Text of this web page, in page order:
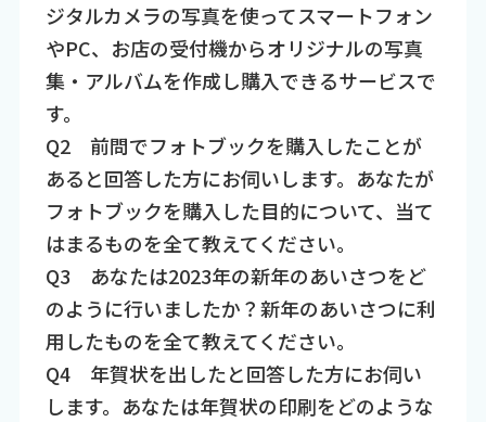
ジタルカメラの写真を使ってスマートフォン
やPC、お店の受付機からオリジナルの写真
集・アルバムを作成し購入できるサービスで
す。
Q2 前問でフォトブックを購入したことが
あると回答した方にお伺いします。あなたが
フォトブックを購入した目的について、当て
はまるものを全て教えてください。
Q3 あなたは2023年の新年のあいさつをど
のように行いましたか？新年のあいさつに利
用したものを全て教えてください。
Q4 年賀状を出したと回答した方にお伺い
します。あなたは年賀状の印刷をどのような